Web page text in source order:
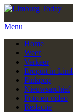
Menu
Home
Weer
Verkeer
Eropuit in
Pinkpop
Nieuwsarchief
Foto en video
Redactie